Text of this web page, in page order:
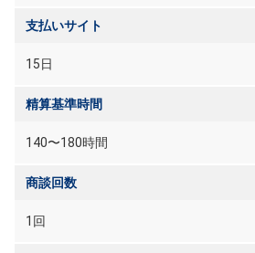
支払いサイト
15日
精算基準時間
140〜180時間
商談回数
1回